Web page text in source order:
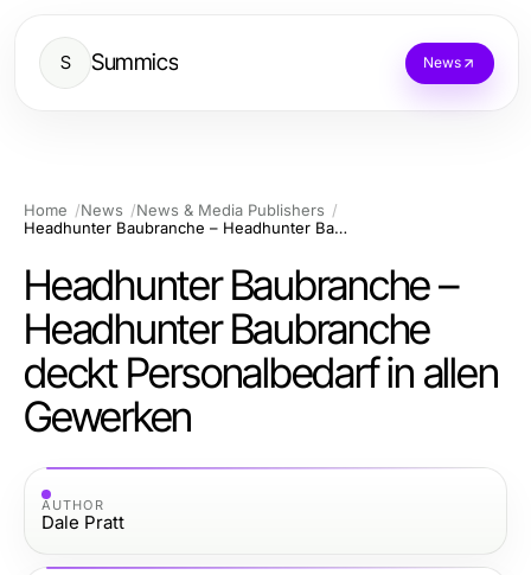
S Summics News
Home News
News & Media Publishers
Headhunter Baubranche – Headhunter Baubranche deckt Personalbedarf in allen Gewerken
Headhunter Baubranche –
Headhunter Baubranche
deckt Personalbedarf in allen
Gewerken
AUTHOR
Dale Pratt